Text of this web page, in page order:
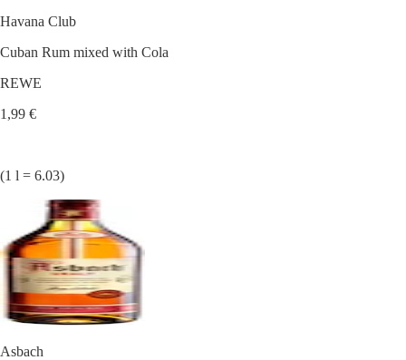
Havana Club
Cuban Rum mixed with Cola
REWE
1,99 €
(1 l = 6.03)
Asbach